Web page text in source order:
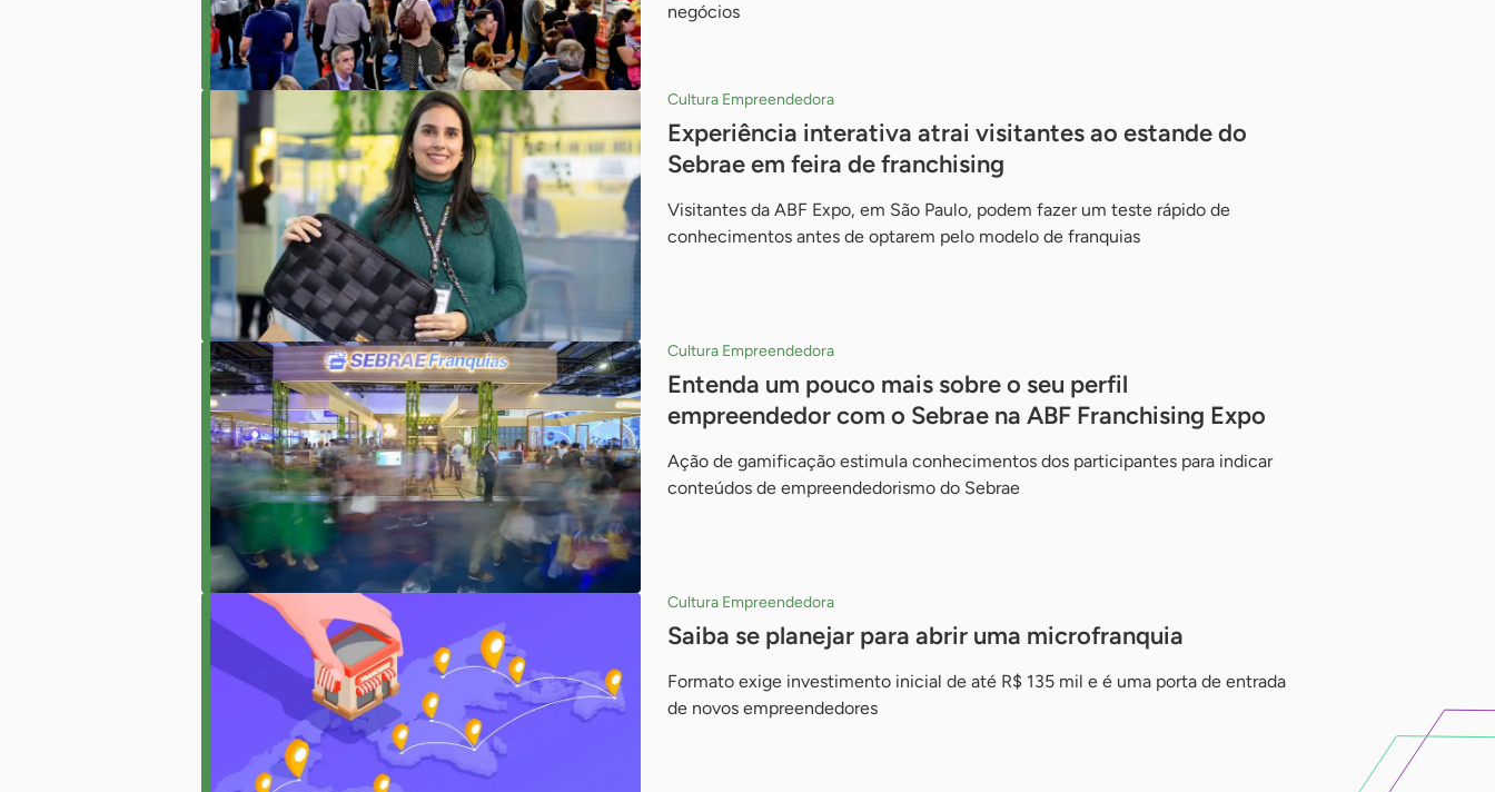
negócios
Cultura Empreendedora
Experiência interativa atrai visitantes ao estande do
Sebrae em feira de franchising
Visitantes da ABF Expo, em São Paulo, podem fazer um teste rápido de
conhecimentos antes de optarem pelo modelo de franquias
Cultura Empreendedora
Entenda um pouco mais sobre o seu perfil
empreendedor com o Sebrae na ABF Franchising Expo
Ação de gamificação estimula conhecimentos dos participantes para indicar
conteúdos de empreendedorismo do Sebrae
Cultura Empreendedora
Saiba se planejar para abrir uma microfranquia
Formato exige investimento inicial de até R$ 135 mil e é uma porta de entrada
de novos empreendedores